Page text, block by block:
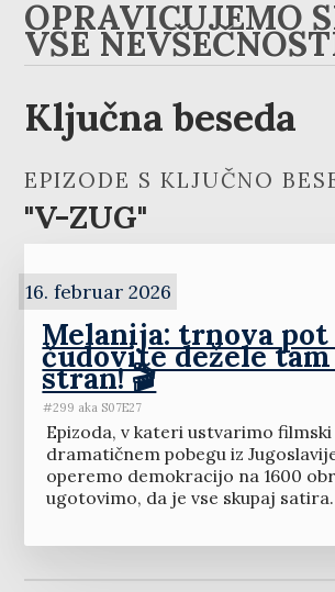
OPRAVIČUJEMO
VSE
Ključna beseda
EPIZODE S KLJUČNO
"V-ZUG"
16. februar 2026
Melanija: trnova pot
čudovite dežele
stran! 🎬
#299 aka S07E27
Epizoda, v kateri ustvarimo
dramatičnem pobegu iz
operemo demokracijo na 1600
ugotovimo, da je vse skupaj satira.